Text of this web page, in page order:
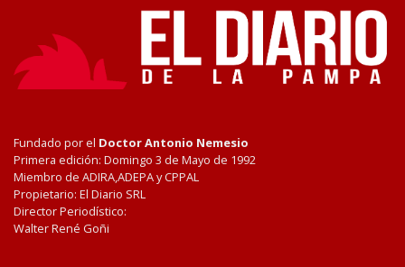
Fundado por el Doctor Antonio Nemesio
Primera edición: Domingo 3 de Mayo de 1992
Miembro de ADIRA,ADEPA y CPPAL
Propietario: El Diario SRL
Director Periodístico:
Walter René Goñi